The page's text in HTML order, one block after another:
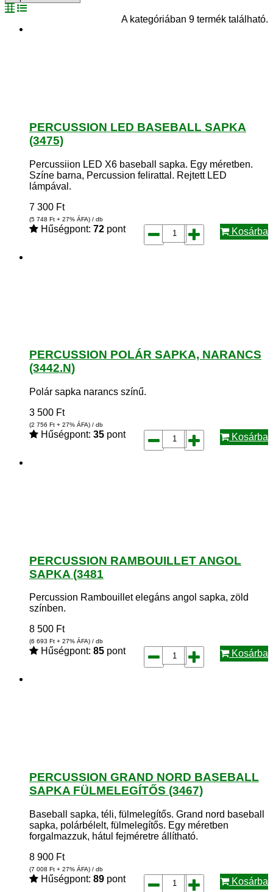
A kategóriában 9 termék található.
PERCUSSION LED BASEBALL SAPKA
(3475)
Percussiion LED X6 baseball sapka. Egy méretben.
Színe barna, Percussion felirattal. Rejtett LED
lámpával.
7 300 Ft
(5 748 Ft + 27% ÁFA) / db
Hűségpont: 72 pont Kosárba
PERCUSSION POLÁR SAPKA, NARANCS
(3442.N)
Polár sapka narancs színű.
3 500 Ft
(2 756 Ft + 27% ÁFA) / db
Hűségpont: 35 pont Kosárba
PERCUSSION RAMBOUILLET ANGOL
SAPKA (3481
Percussion Rambouillet elegáns angol sapka, zöld
színben.
8 500 Ft
(6 693 Ft + 27% ÁFA) / db
Hűségpont: 85 pont Kosárba
PERCUSSION GRAND NORD BASEBALL
SAPKA FÜLMELEGÍTŐS (3467)
Baseball sapka, téli, fülmelegítős. Grand nord baseball
sapka, polárbélelt, fülmelegítős. Egy méretben
forgalmazzuk, hátul fejméretre állítható.
8 900 Ft
(7 008 Ft + 27% ÁFA) / db
Hűségpont: 89 pont Kosárba